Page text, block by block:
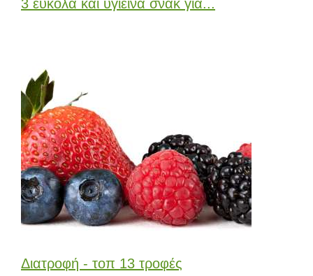
3 εύκολα και υγιεινά σνακ για...
Διατροφή - τοπ 13 τροφές